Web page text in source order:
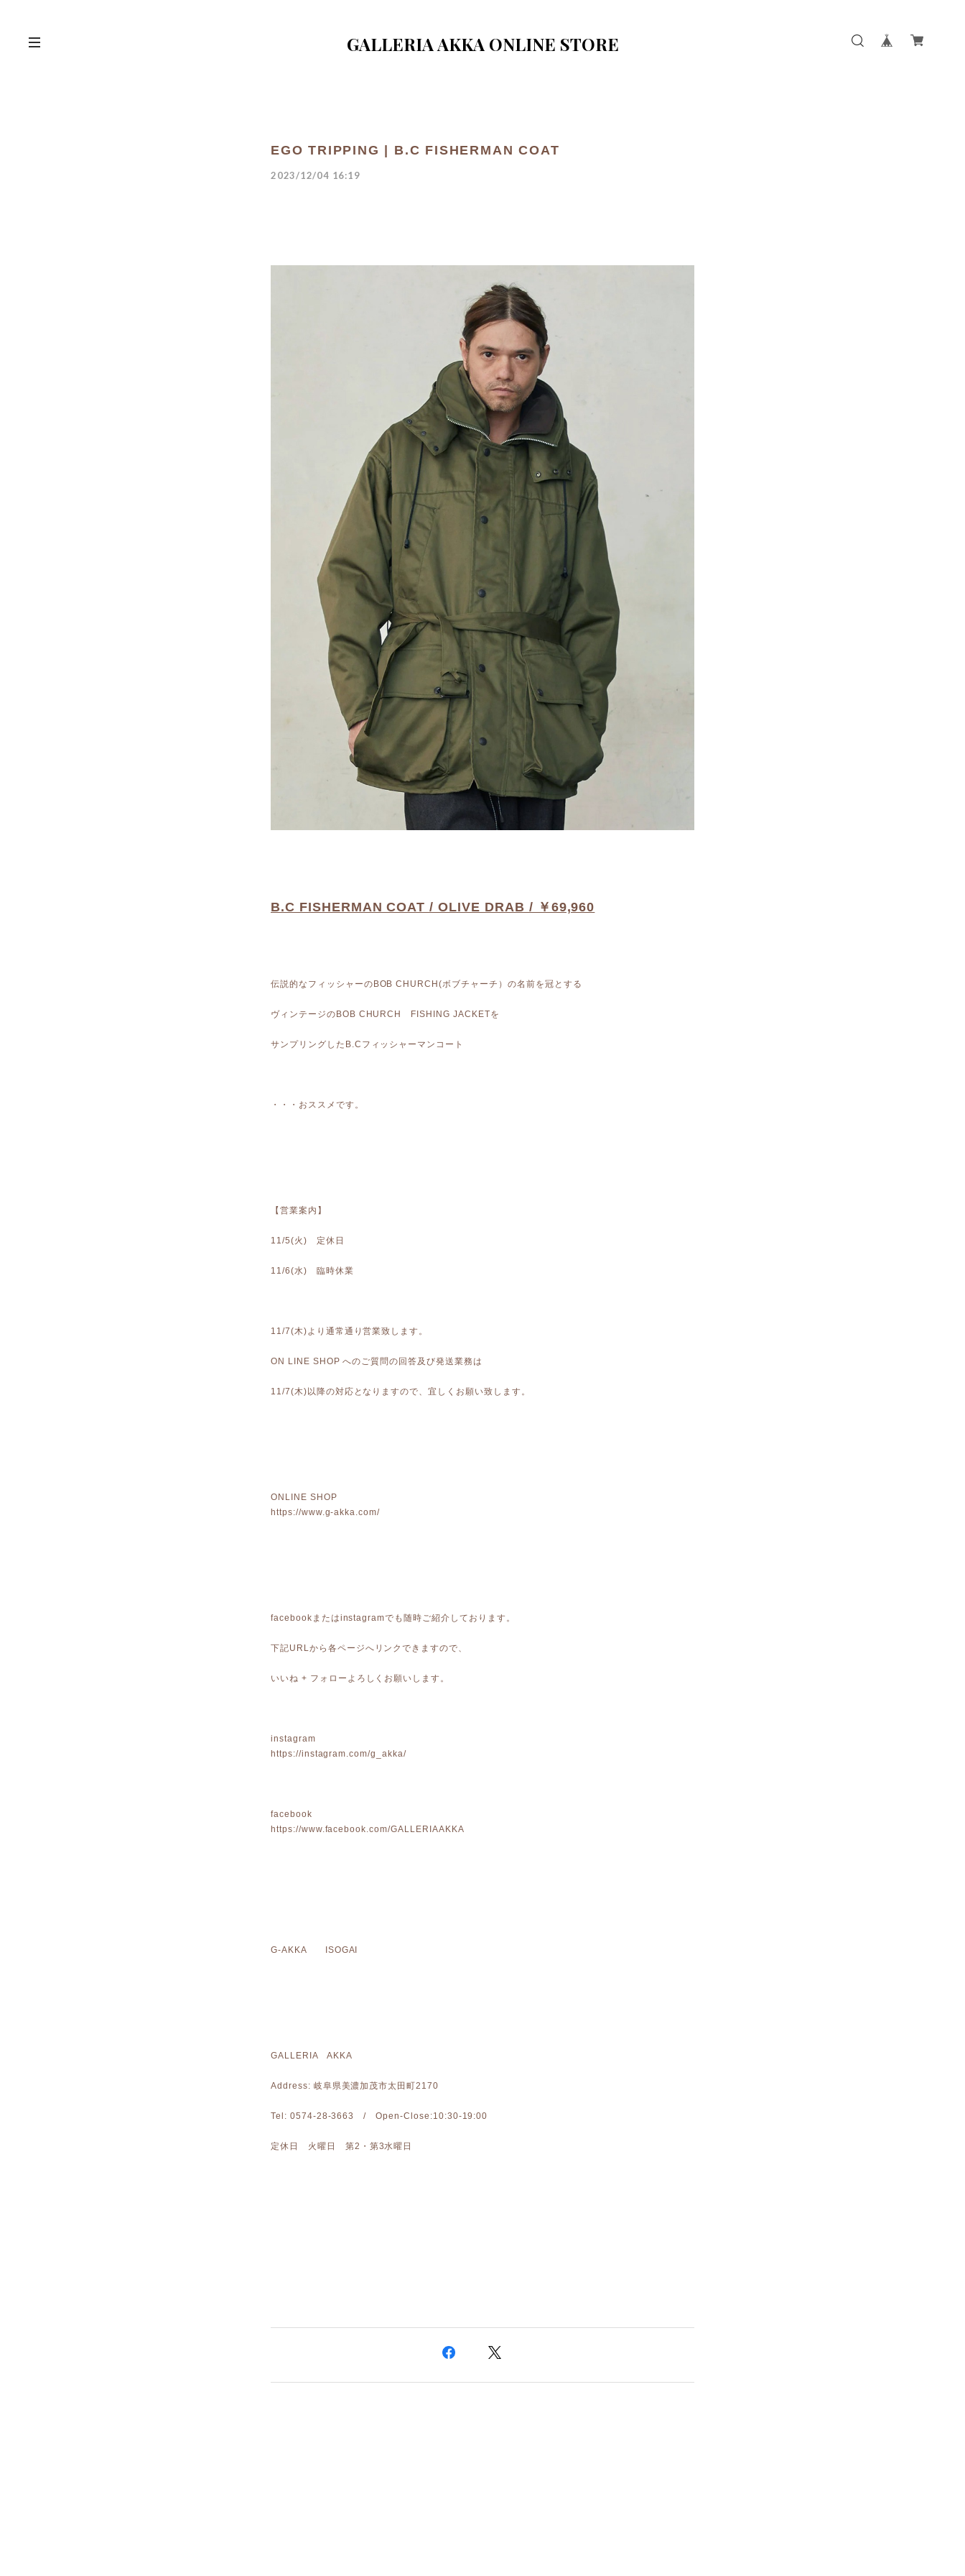
GALLERIA AKKA ONLINE STORE
EGO TRIPPING | B.C FISHERMAN COAT
2023/12/04 16:19
B.C FISHERMAN COAT / OLIVE DRAB / ￥69,960
伝説的なフィッシャーのBOB CHURCH(ボブチャーチ）の名前を冠とする
ヴィンテージのBOB CHURCH FISHING JACKETを
サンプリングしたB.Cフィッシャーマンコート
・・・おススメです。
【営業案内】
11/5(火) 定休日
11/6(水) 臨時休業
11/7(木)より通常通り営業致します。
ON LINE SHOP へのご質問の回答及び発送業務は
11/7(木)以降の対応となりますので、宜しくお願い致します。
ONLINE SHOP
https://www.g-akka.com/
facebookまたはinstagramでも随時ご紹介しております。
下記URLから各ページへリンクできますので、
いいね + フォローよろしくお願いします。
instagram
https://instagram.com/g_akka/
facebook
https://www.facebook.com/GALLERIAAKKA
G-AKKA ISOGAI
GALLERIA AKKA
Address: 岐阜県美濃加茂市太田町2170
Tel: 0574-28-3663 / Open-Close:10:30-19:00
定休日 火曜日 第2・第3水曜日